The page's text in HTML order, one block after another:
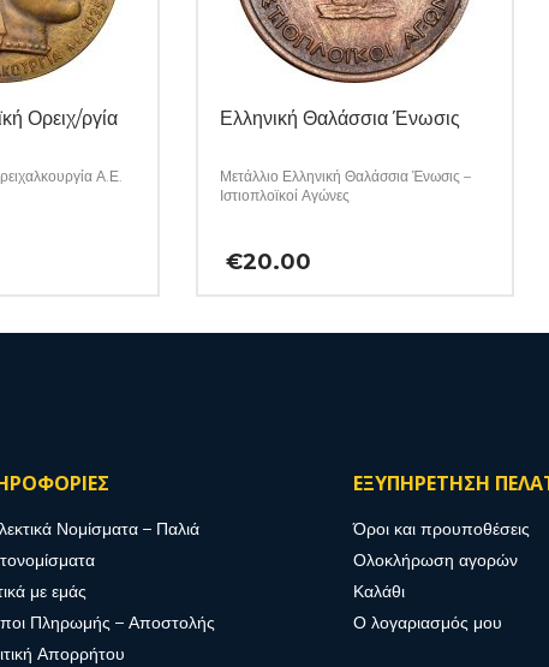
Ορειχ/ργία
Α.Ε.
Ελληνική Θαλάσσια Ένωσις
Μετάλλιο Ελληνική Θαλάσσια Ένωσις –
Ιστιοπλοϊκοί Αγώνες
€20.00
Νομίσματα – Παλιά
με εμάς
Πληρωμής – Αποστολής
Απορρήτου
ΕΞΥΠΗΡΕΤΗΣΗ
Όροι και προυποθέσεις
Ολοκλήρωση αγορών
Καλάθι
Ο λογαριασμός μου